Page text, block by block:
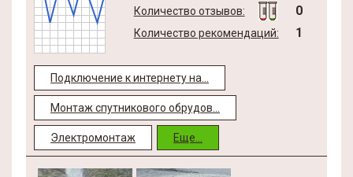
Количество отзывов: 0
Количество рекомендаций: 1
Подключение к интернету на...
Монтаж спутникового обрудов...
Электромонтаж Еще...